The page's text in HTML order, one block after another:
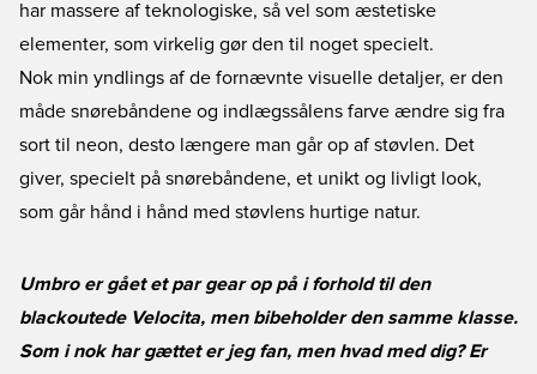
har massere af teknologiske, så vel som æstetiske
elementer, som virkelig gør den til noget specielt.
Nok min yndlings af de fornævnte visuelle detaljer, er den
måde snørebåndene og indlægssålens farve ændre sig fra
sort til neon, desto længere man går op af støvlen. Det
giver, specielt på snørebåndene, et unikt og livligt look,
som går hånd i hånd med støvlens hurtige natur.
Umbro er gået et par gear op på i forhold til den
blackoutede Velocita, men bibeholder den samme klasse.
Som i nok har gættet er jeg fan, men hvad med dig? Er